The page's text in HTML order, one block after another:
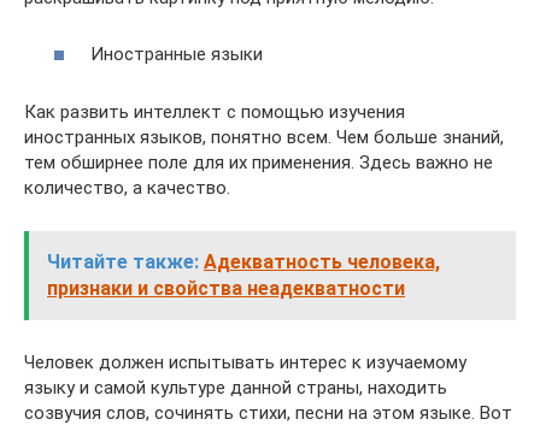
Иностранные языки
Как развить интеллект с помощью изучения
иностранных языков, понятно всем. Чем больше знаний,
тем обширнее поле для их применения. Здесь важно не
количество, а качество.
Читайте также: Адекватность человека,
признаки и свойства неадекватности
Человек должен испытывать интерес к изучаемому
языку и самой культуре данной страны, находить
созвучия слов, сочинять стихи, песни на этом языке. Вот